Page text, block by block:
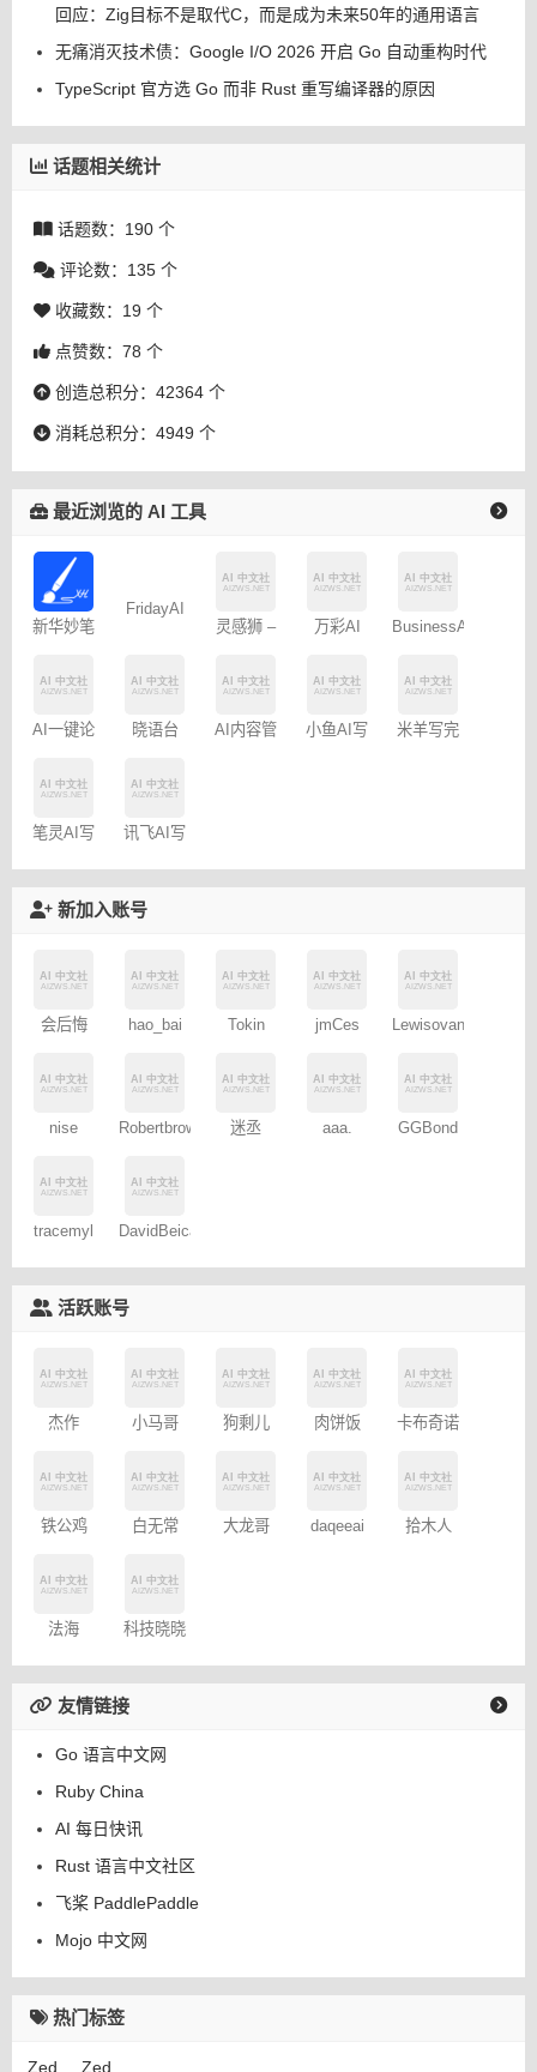
回应：Zig目标不是取代C，而是成为未来50年的通用语言
无痛消灭技术债：Google I/O 2026 开启 Go 自动重构时代
TypeScript 官方选 Go 而非 Rust 重写编译器的原因
话题相关统计
话题数：190 个
评论数：135 个
收藏数：19 个
点赞数：78 个
创造总积分：42364 个
消耗总积分：4949 个
最近浏览的 AI 工具
新华妙笔
灵感狮 –
作
万彩AI BusinessAI
AI一键论
AIPaperPass
晓语台
AI内容管
小鱼AI写
米羊写完
笔灵AI写
作
新加入账号
会后悔 hao_bai Tokin jmCes Lewisovant
nise Robertbrows 迷丞 aaa. GGBond
tracemyl DavidBeica
活跃账号
杰作 小马哥 狗剩儿 肉饼饭 卡布奇诺
铁公鸡 白无常 大龙哥 daqeeai 拾木人
法海 科技晓晓
友情链接
Go 语言中文网
Ruby China
AI 每日快讯
Rust 语言中文社区
飞桨 PaddlePaddle
Mojo 中文网
热门标签
Zed Zed